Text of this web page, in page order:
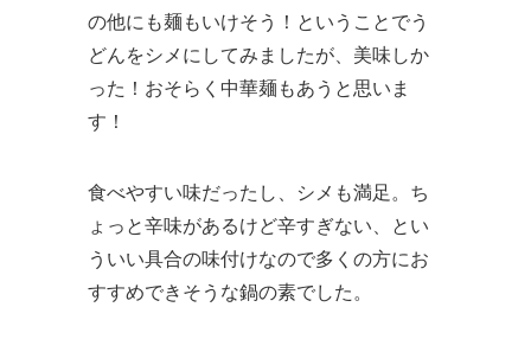
の他にも麺もいけそう！ということでう
どんをシメにしてみましたが、美味しか
った！おそらく中華麺もあうと思いま
す！
食べやすい味だったし、シメも満足。ち
ょっと辛味があるけど辛すぎない、とい
ういい具合の味付けなので多くの方にお
すすめできそうな鍋の素でした。